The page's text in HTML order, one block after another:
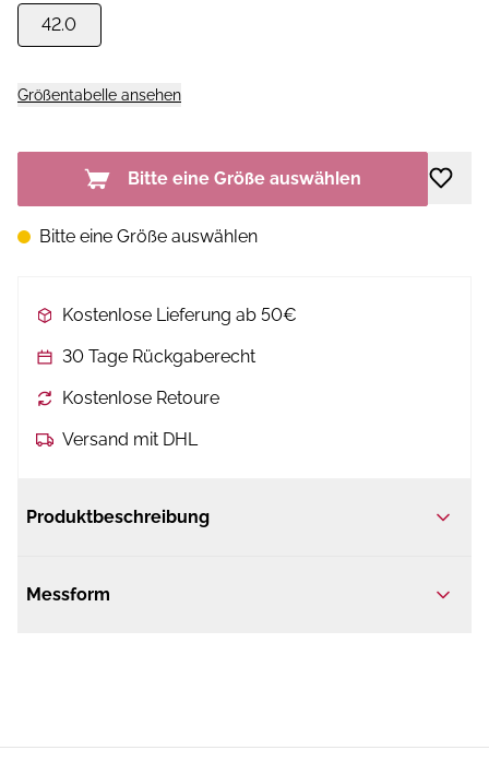
42.0
Größentabelle ansehen
Bitte eine Größe auswählen
Bitte eine Größe auswählen
Kostenlose Lieferung ab 50€
30 Tage Rückgaberecht
Kostenlose Retoure
Versand mit DHL
Produktbeschreibung
Messform